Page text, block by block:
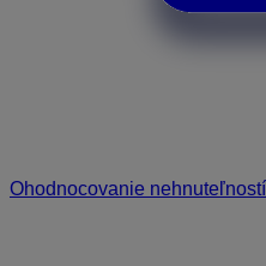
Ohodnocovanie nehnuteľností